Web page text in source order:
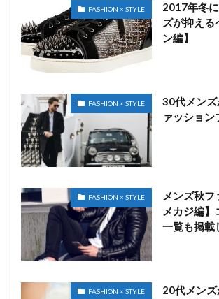
FASHION × STYLE
2017年冬
ズが抑える
ン編】
FASHION × STYLE
30代メン
ァッション
FASHION × STYLE
メンズ秋フ
メカジ編】
一覧も掲載
FASHION × STYLE
20代メン